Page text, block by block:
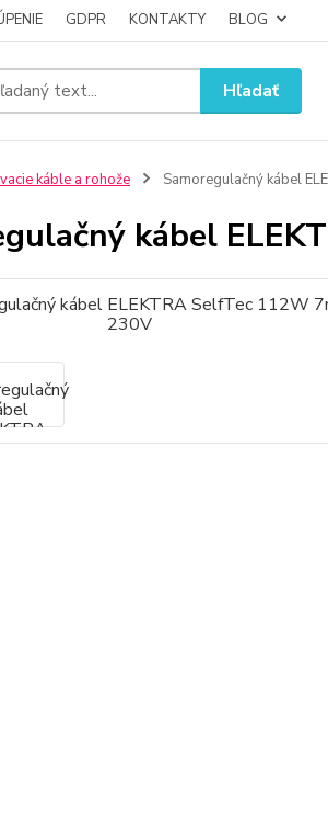
GDPR KONTAKTY BLOG
Hľadať
káble a rohože Samoregulačný kábel
kábel